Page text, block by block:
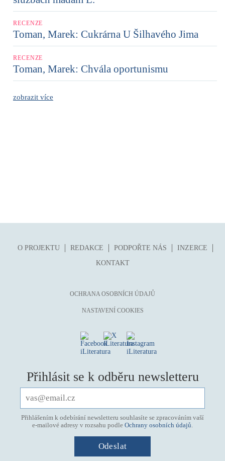
RECENZE
Toman, Marek: Cukrárna U Šilhavého Jima
RECENZE
Toman, Marek: Chvála oportunismu
zobrazit více
O PROJEKTU REDAKCE PODPOŘTE NÁS
INZERCE
KONTAKT
OCHRANA OSOBNÍCH ÚDAJŮ
NASTAVENÍ COOKIES
Přihlásit se k odběru newsletteru
Přihlášením k odebírání newsletteru souhlasíte se zpracováním vaší
e-mailové adresy v rozsahu podle Ochrany osobních údajů